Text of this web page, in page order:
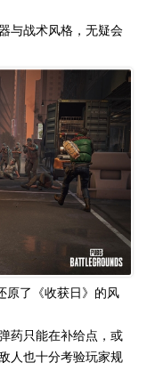
与战术风格，无疑会
原了《收获日》的风
药只能在补给点，或
人也十分考验玩家规